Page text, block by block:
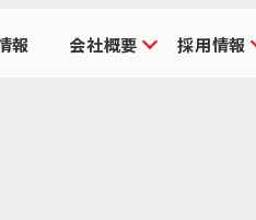
報 会社概要 採用情報